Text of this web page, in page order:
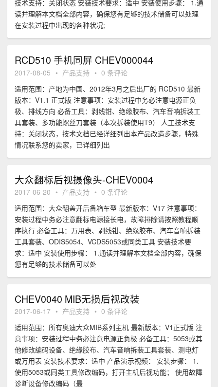
技术支持：关闭状态 安装技术要求：适中 安装使用步骤： 1.通
读并理解本文档全部内容，确保您有足够的技术储备可以处理
在安装过程中出现的各种状况;
RCD510 手机同屏 CHEV000044
2017-08-05 • 产品支持 • 0 条评论
适用范围：产地为中国、2012年3月之后出厂的 RCD510 最新
版本：V1.1 正式版 注意事项：安装过程中务必注意电源正负
极、排线方向 必备工具：剥线钳、绝缘胶布、汽车音响拆装工
具套装、多功能螺丝刀套装（本次拆装使用T9） 人工技术支
持：关闭状态，技术文档已经详细列出本产品改造步骤，特殊
情况联系您的卖家，已详细列出
大众翻标后视摄像头-CHEV0004
2017-06-20 • 产品支持 • 0 条评论
适用范围：大众翻盖开后备箱车型 最新版本：V17 注意事项：
安装过程中务必注意翻标电源接长电，故障排除请按照教程顺
序执行 必备工具：万用表、剥线钳、绝缘胶布、汽车音响拆装
工具套装、ODIS5054、VCDS5053或同类工具 安装技术要
求：适中 安装使用步骤： 1.通读并理解本文档全部内容，确保
您有足够的技术储备可以处
CHEV0040 MIB无损后视改装
2017-06-17 • 产品支持 • 0 条评论
适用范围：所有奥迪大众MIB系列主机 最新版本：V1正式版 注
意事项：安装过程中务必注意电源正负极 必备工具：5053或其
他修改编码设备、绝缘胶布、汽车音响拆装工具套装、测电灯
或万用表 安装技术要求：适中 产品演示视频： 安装步骤： 1.
使用5053或同类工具修改编码，打开主机后视功能； 使用故障
诊断设备修改编码（最